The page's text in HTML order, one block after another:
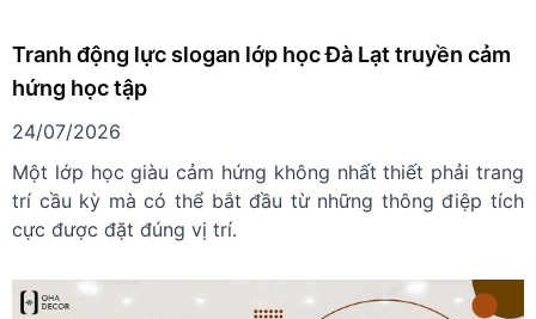
Tranh động lực slogan lớp học Đà Lạt truyền cảm
hứng học tập
24/07/2026
Một lớp học giàu cảm hứng không nhất thiết phải trang
trí cầu kỳ mà có thể bắt đầu từ những thông điệp tích
cực được đặt đúng vị trí.